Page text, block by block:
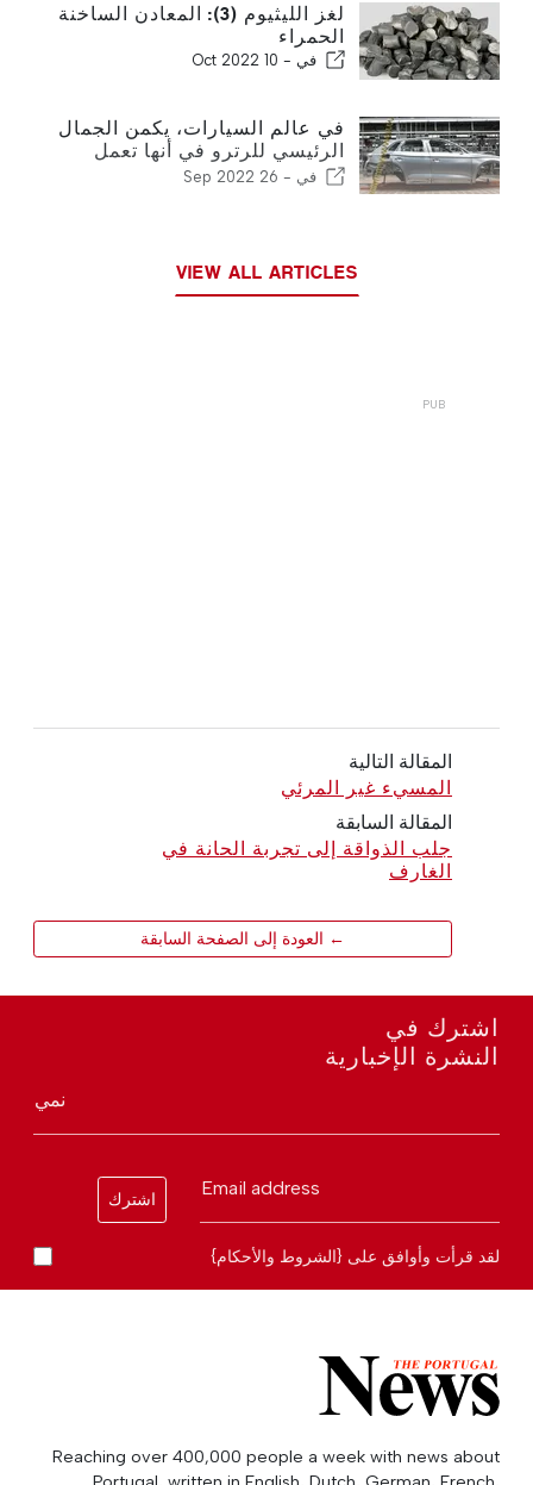
لغز الليثيوم (3): المعادن الساخنة
الحمراء
في - 10 Oct 2022
في عالم السيارات، يكمن الجمال
الرئيسي للرترو في أنها تعمل
بالفعل!
في - 26 Sep 2022
VIEW ALL ARTICLES
المقالة التالية
المسيء غير المرئي
المقالة السابقة
جلب الذواقة إلى تجربة الحانة في
الغارف
← العودة إلى الصفحة السابقة
اشترك في
النشرة الإخبارية
نمي
Email address
اشترك
لقد قرأت وأوافق على {الشروط والأحكام}
Reaching over 400,000 people a week with news about